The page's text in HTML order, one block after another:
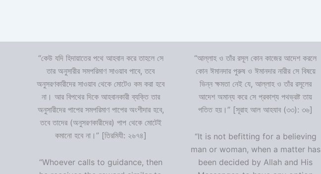
“কেউ যদি হিদায়াতের পথে আহবান করে তাহলে সে
তার অনুসারীর সমপরিমাণ সাওয়াব পাবে, তবে
অনুসরণকারীদের সাওয়াব থেকে মোটেও কম করা হবে
না। আর বিপথের দিকে আহবানকারী ব্যক্তি তার
অনুসারীদের পাপের সমপরিমাণ পাপের অংশীদার হবে,
তবে তাদের (অনুসরণকারীদের) পাপ থেকে মোটেই
কমানো হবে না।” [তিরমিযী: ২৬৭৪]
“Whoever calls to guidance, then
“আল্লাহ ও তাঁর রসূল কোন কাজের আদেশ করলে
কোন ঈমানদার পুরুষ ও ঈমানদার নারীর সে বিষয়ে
ভিন্ন ক্ষমতা নেই যে, আল্লাহ ও তাঁর রসূলের
আদেশ অমান্য করে সে প্রকাশ্য পথভ্রষ্ট তায়
পতিত হয়।” [সূরাহ আল আহযাব (৩৩): ৩৬]
“It is not befitting for a believing
man or woman, when a matter has
been decided by Allah and His